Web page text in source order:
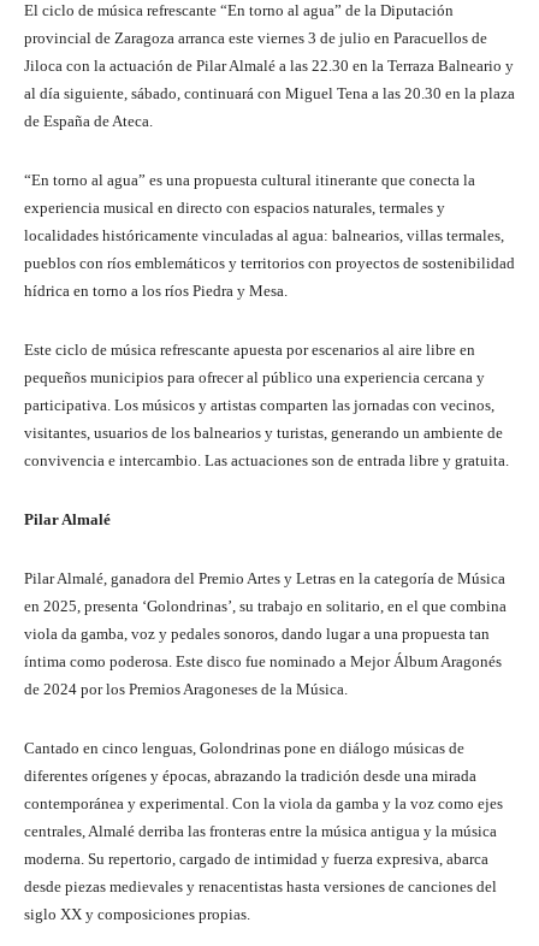
El ciclo de música refrescante “En torno al agua” de la Diputación
provincial de Zaragoza arranca este viernes 3 de julio en Paracuellos de
Jiloca con la actuación de Pilar Almalé a las 22.30 en la Terraza Balneario y
al día siguiente, sábado, continuará con Miguel Tena a las 20.30 en la plaza
de España de Ateca.
“En torno al agua” es una propuesta cultural itinerante que conecta la
experiencia musical en directo con espacios naturales, termales y
localidades históricamente vinculadas al agua: balnearios, villas termales,
pueblos con ríos emblemáticos y territorios con proyectos de sostenibilidad
hídrica en torno a los ríos Piedra y Mesa.
Este ciclo de música refrescante apuesta por escenarios al aire libre en
pequeños municipios para ofrecer al público una experiencia cercana y
participativa. Los músicos y artistas comparten las jornadas con vecinos,
visitantes, usuarios de los balnearios y turistas, generando un ambiente de
convivencia e intercambio. Las actuaciones son de entrada libre y gratuita.
Pilar Almalé
Pilar Almalé, ganadora del Premio Artes y Letras en la categoría de Música
en 2025, presenta ‘Golondrinas’, su trabajo en solitario, en el que combina
viola da gamba, voz y pedales sonoros, dando lugar a una propuesta tan
íntima como poderosa. Este disco fue nominado a Mejor Álbum Aragonés
de 2024 por los Premios Aragoneses de la Música.
Cantado en cinco lenguas, Golondrinas pone en diálogo músicas de
diferentes orígenes y épocas, abrazando la tradición desde una mirada
contemporánea y experimental. Con la viola da gamba y la voz como ejes
centrales, Almalé derriba las fronteras entre la música antigua y la música
moderna. Su repertorio, cargado de intimidad y fuerza expresiva, abarca
desde piezas medievales y renacentistas hasta versiones de canciones del
siglo XX y composiciones propias.